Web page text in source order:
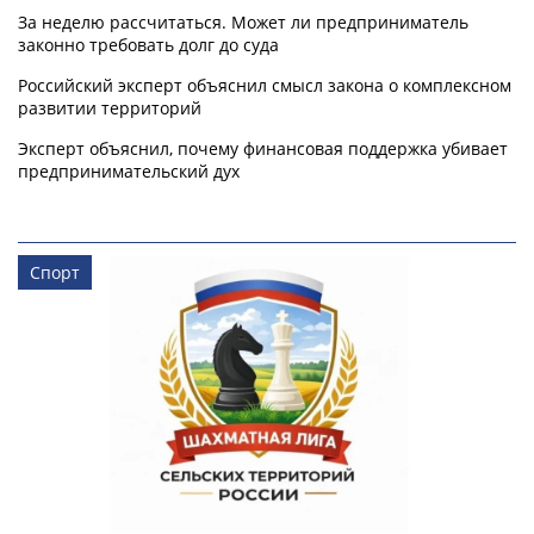
За неделю рассчитаться. Может ли предприниматель
законно требовать долг до суда
Российский эксперт объяснил смысл закона о комплексном
развитии территорий
Эксперт объяснил, почему финансовая поддержка убивает
предпринимательский дух
Спорт